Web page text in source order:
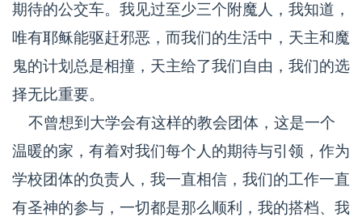
期待的公交车。我见过至少三个附魔人，我知道，
唯有耶稣能驱赶邪恶，而我们的生活中，天主和魔
鬼的计划总是相撞，天主给了我们自由，我们的选
择无比重要。
不曾想到大学会有这样的教会团体，这是一个
温暖的家，有着对我们每个人的期待与引领，作为
学校团体的负责人，我一直相信，我们的工作一直
有圣神的参与，一切都是那么顺利，我的搭档、我